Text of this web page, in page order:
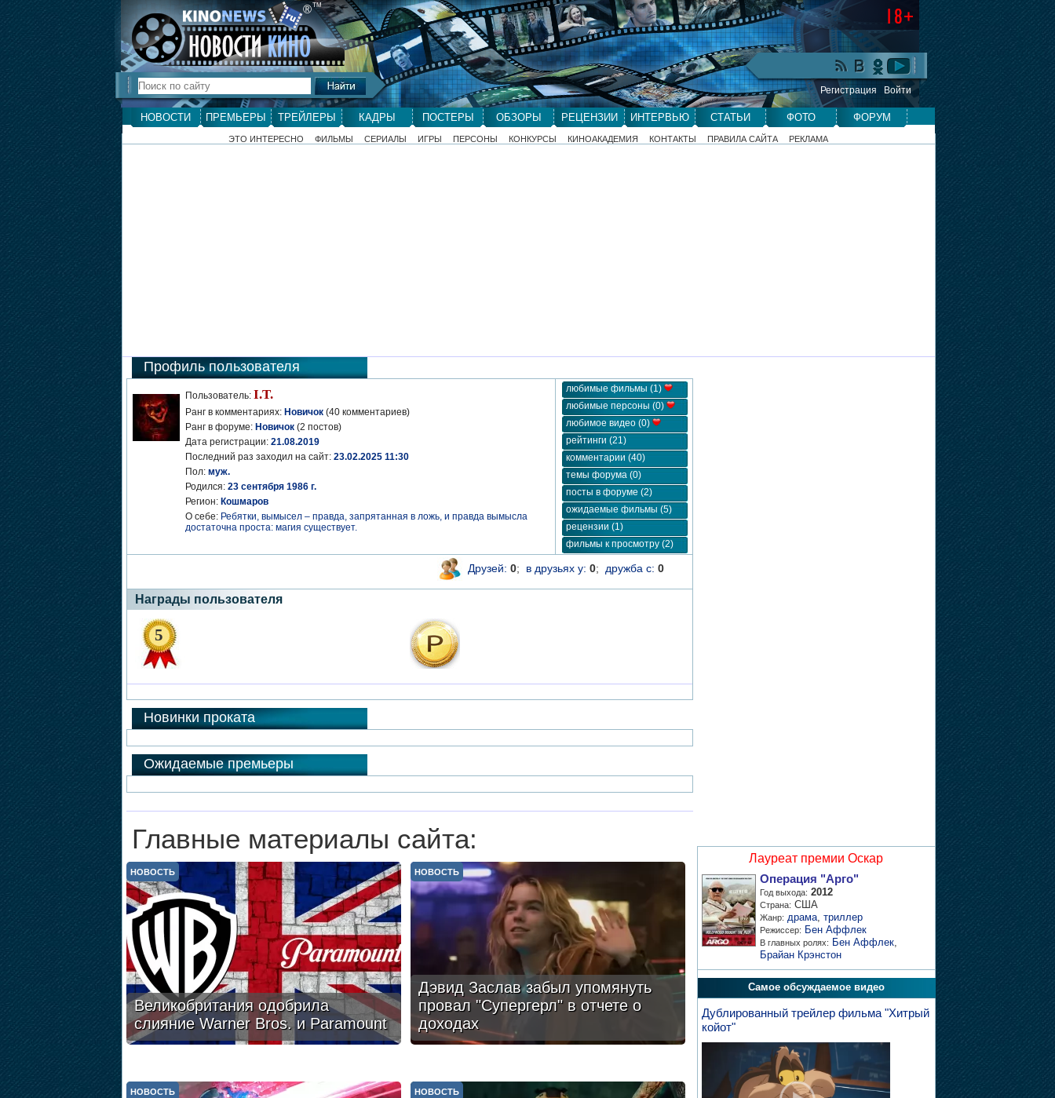
®ТМ
Регистрация Войти
НОВОСТИ ПРЕМЬЕРЫ ТРЕЙЛЕРЫ КАДРЫ ПОСТЕРЫ ОБЗОРЫ РЕЦЕНЗИИ ИНТЕРВЬЮ СТАТЬИ ФОТО ФОРУМ
ЭТО ИНТЕРЕСНО ФИЛЬМЫ СЕРИАЛЫ ИГРЫ ПЕРСОНЫ КОНКУРСЫ КИНОАКАДЕМИЯ КОНТАКТЫ ПРАВИЛА САЙТА РЕКЛАМА
Профиль пользователя
Пользователь: I.T.
Ранг в комментариях: Новичок(40 комментариев)
Ранг в форуме: Новичок(2 постов)
Дата регистрации: 21.08.2019
Последний раз заходил на сайт: 23.02.2025 11:30
Пол: муж.
Родился: 23 сентября 1986 г.
Регион: Кошмаров
О себе: Ребятки, вымысел – правда, запрятанная в ложь, и правда вымысла
достаточна проста: магия существует.
любимые фильмы (1)
любимые персоны (0)
любимое видео (0)
рейтинги (21)
комментарии (40)
темы форума (0)
посты в форуме (2)
ожидаемые фильмы (5)
рецензии (1)
фильмы к просмотру (2)
Друзей: 0; в друзьях у: 0; дружба с: 0
Награды пользователя
5
Новинки проката
Ожидаемые премьеры
Главные материалы сайта:
Великобритания одобрила
слияние Warner Bros. и Paramount
НОВОСТЬ
Дэвид Заслав забыл упомянуть
провал "Супергерл" в отчете о
доходах
НОВОСТЬ
НОВОСТЬ НОВОСТЬ
Лауреат премии Оскар
Операция "Арго"
Год выхода: 2012
Страна: США
Жанр: драма, триллер
Режиссер: Бен Аффлек
В главных ролях: Бен Аффлек,
Брайан Крэнстон
Самое обсуждаемое видео
Дублированный трейлер фильма "Хитрый
койот"